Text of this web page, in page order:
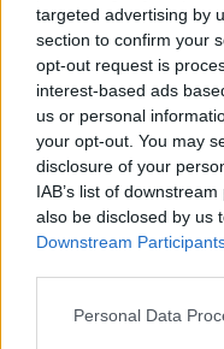
targeted advertising by
section to confirm your
opt-out request is
interest-based ads
us or personal
your opt-out. You may
disclosure of your
IAB’s list of
also be disclosed by us
Downstream
Please note that this
Personal Data